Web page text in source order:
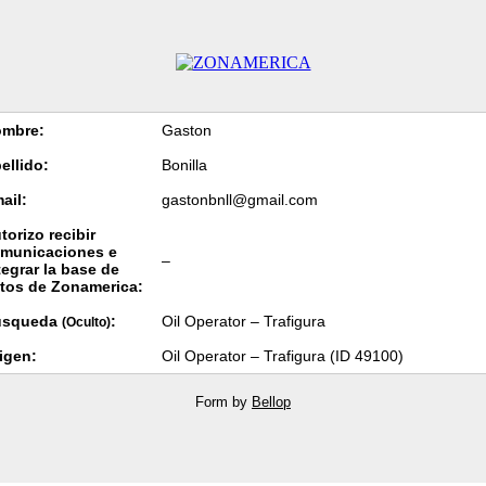
Gaston
Bonilla
gastonbnll@gmail.com
recibir
e
la base de
de Zonamerica:
–
(Oculto):
Oil Operator – Trafigura
Oil Operator – Trafigura (ID 49100)
Form by Bellop